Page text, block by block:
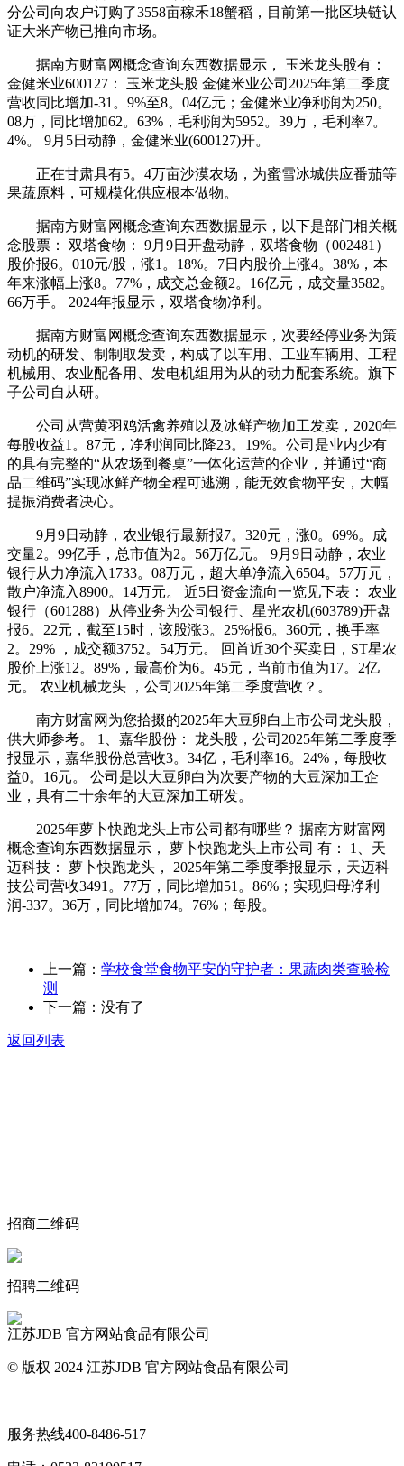
分公司向农户订购了3558亩稼禾18蟹稻，目前第一批区块链认
证大米产物已推向市场。
据南方财富网概念查询东西数据显示， 玉米龙头股有：
金健米业600127： 玉米龙头股 金健米业公司2025年第二季度
营收同比增加-31。9%至8。04亿元；金健米业净利润为250。
08万，同比增加62。63%，毛利润为5952。39万，毛利率7。
4%。 9月5日动静，金健米业(600127)开。
正在甘肃具有5。4万亩沙漠农场，为蜜雪冰城供应番茄等
果蔬原料，可规模化供应根本做物。
据南方财富网概念查询东西数据显示，以下是部门相关概
念股票： 双塔食物： 9月9日开盘动静，双塔食物（002481）
股价报6。010元/股，涨1。18%。7日内股价上涨4。38%，本
年来涨幅上涨8。77%，成交总金额2。16亿元，成交量3582。
66万手。 2024年报显示，双塔食物净利。
据南方财富网概念查询东西数据显示，次要经停业务为策
动机的研发、制制取发卖，构成了以车用、工业车辆用、工程
机械用、农业配备用、发电机组用为从的动力配套系统。旗下
子公司自从研。
公司从营黄羽鸡活禽养殖以及冰鲜产物加工发卖，2020年
每股收益1。87元，净利润同比降23。19%。公司是业内少有
的具有完整的“从农场到餐桌”一体化运营的企业，并通过“商
品二维码”实现冰鲜产物全程可逃溯，能无效食物平安，大幅
提振消费者决心。
9月9日动静，农业银行最新报7。320元，涨0。69%。成
交量2。99亿手，总市值为2。56万亿元。 9月9日动静，农业
银行从力净流入1733。08万元，超大单净流入6504。57万元，
散户净流入8900。14万元。 近5日资金流向一览见下表： 农业
银行（601288）从停业务为公司银行、星光农机(603789)开盘
报6。22元，截至15时，该股涨3。25%报6。360元，换手率
2。29% ，成交额3752。54万元。 回首近30个买卖日，ST星农
股价上涨12。89%，最高价为6。45元，当前市值为17。2亿
元。 农业机械龙头 ，公司2025年第二季度营收？。
南方财富网为您拾掇的2025年大豆卵白上市公司龙头股，
供大师参考。 1、嘉华股份： 龙头股，公司2025年第二季度季
报显示，嘉华股份总营收3。34亿，毛利率16。24%，每股收
益0。16元。 公司是以大豆卵白为次要产物的大豆深加工企
业，具有二十余年的大豆深加工研发。
2025年萝卜快跑龙头上市公司都有哪些？ 据南方财富网
概念查询东西数据显示， 萝卜快跑龙头上市公司 有： 1、天
迈科技： 萝卜快跑龙头， 2025年第二季度季报显示，天迈科
技公司营收3491。77万，同比增加51。86%；实现归母净利
润-337。36万，同比增加74。76%；每股。
上一篇： 学校食堂食物平安的守护者：果蔬肉类查验检
测
下一篇：没有了
返回列表
招商二维码
招聘二维码
江苏JDB 官方网站食品有限公司
© 版权 2024 江苏JDB 官方网站食品有限公司
服务热线400-8486-517